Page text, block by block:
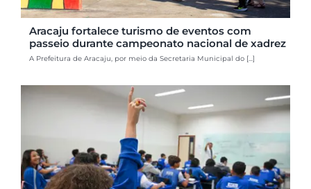
Aracaju fortalece turismo de eventos com
passeio durante campeonato nacional de xadrez
A Prefeitura de Aracaju, por meio da Secretaria Municipal do [...]